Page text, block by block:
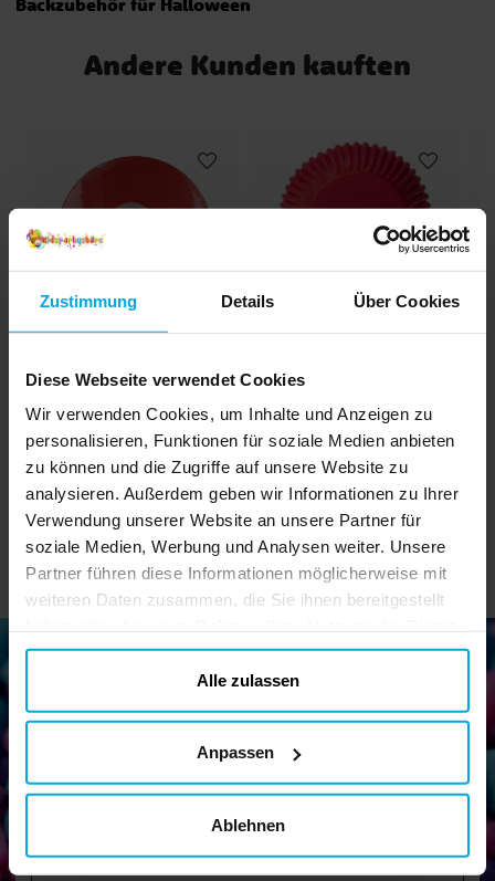
Zustimmung Details Über Cookies
Diese Webseite verwendet Cookies
Wir verwenden Cookies, um Inhalte und Anzeigen zu
personalisieren, Funktionen für soziale Medien anbieten
zu können und die Zugriffe auf unsere Website zu
analysieren. Außerdem geben wir Informationen zu Ihrer
Verwendung unserer Website an unsere Partner für
soziale Medien, Werbung und Analysen weiter. Unsere
Partner führen diese Informationen möglicherweise mit
weiteren Daten zusammen, die Sie ihnen bereitgestellt
gesammelt haben. Ihre Einwilligung können Sie jederzeit.
Alle zulassen
Anpassen
Ablehnen
Andere Kunden kauften
rund Rot 30,5 cm
Preis:5,90 €
5,90 €
IN DEN KORB
Preis:3,90 €
3,90 €
IN DEN KORB
Newsletter!
Melden Sie sich für unseren Newsletter an und erhalten Sie
tolle Tipps und Angebote